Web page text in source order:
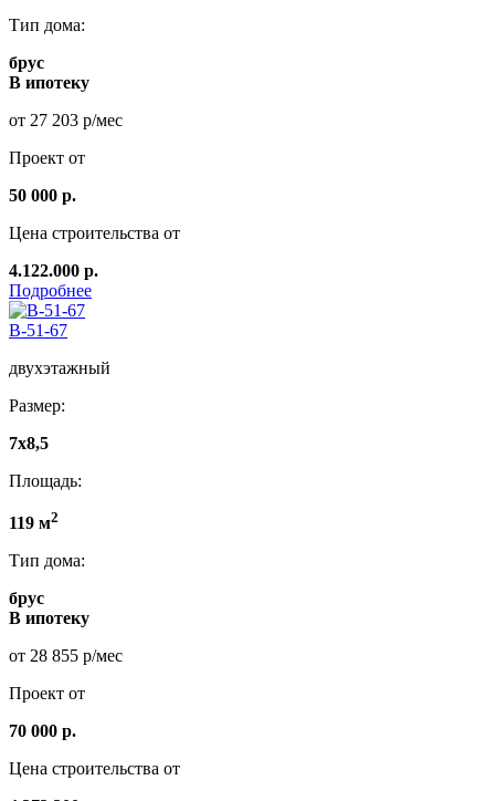
Тип дома:
брус
В ипотеку
от 27 203 р/мес
Проект от
50 000 р.
Цена строительства от
4.122.000 р.
Подробнее
B-51-67
двухэтажный
Размер:
7х8,5
Площадь:
119 м2
Тип дома:
брус
В ипотеку
от 28 855 р/мес
Проект от
70 000 р.
Цена строительства от